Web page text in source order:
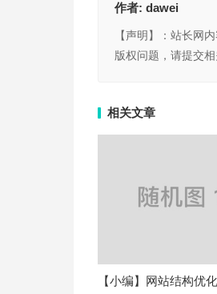
作者: dawei
【声明】：站长网
版权问题，请提交
相关文章
【小编】网站结构优